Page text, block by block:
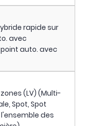
rapide sur
avec
auto. avec
(LV) (Multi-
Spot, Spot
des